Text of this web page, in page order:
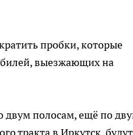
пробки, которые
выезжающих на
двум полосам, ещё по